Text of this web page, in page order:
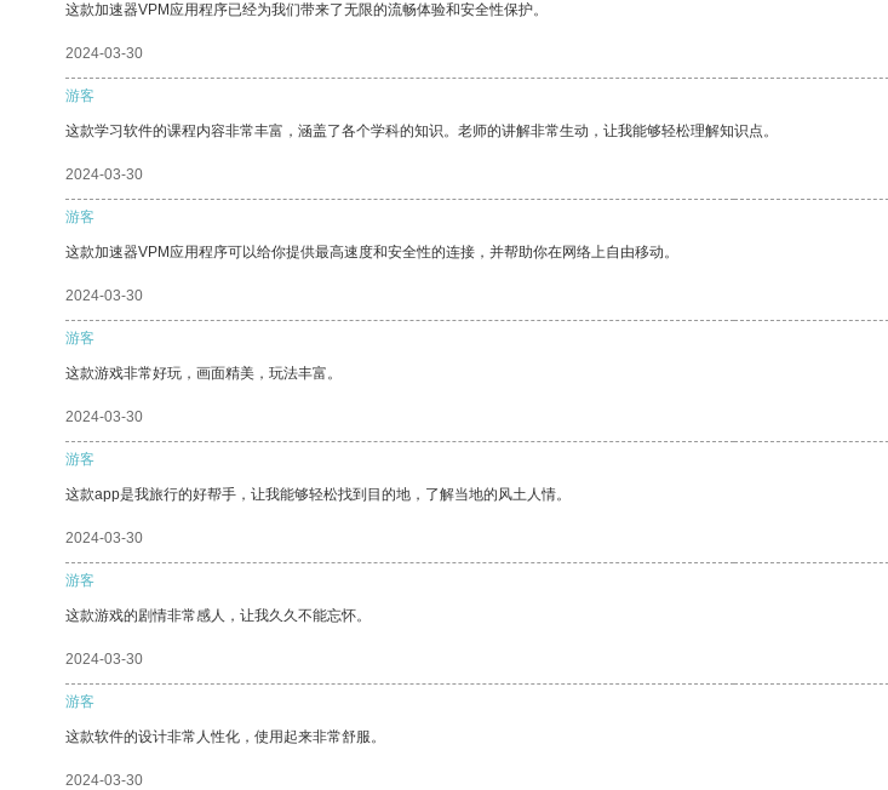
这款加速器VPM应用程序已经为我们带来了无限的流畅体验和安全性保护。
2024-03-30
游客
这款学习软件的课程内容非常丰富，涵盖了各个学科的知识。老师的讲解非常生动，让我能够轻松理解知识点。
2024-03-30
游客
这款加速器VPM应用程序可以给你提供最高速度和安全性的连接，并帮助你在网络上自由移动。
2024-03-30
游客
这款游戏非常好玩，画面精美，玩法丰富。
2024-03-30
游客
这款app是我旅行的好帮手，让我能够轻松找到目的地，了解当地的风土人情。
2024-03-30
游客
这款游戏的剧情非常感人，让我久久不能忘怀。
2024-03-30
游客
这款软件的设计非常人性化，使用起来非常舒服。
2024-03-30